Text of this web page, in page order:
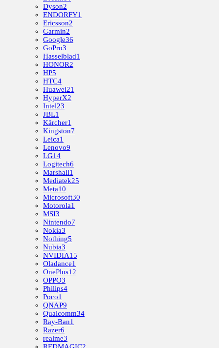
Dyson2
ENDORFY1
Ericsson2
Garmin2
Google36
GoPro3
Hasselblad1
HONOR2
HP5
HTC4
Huawei21
HyperX2
Intel23
JBL1
Kärcher1
Kingston7
Leica1
Lenovo9
LG14
Logitech6
Marshall1
Mediatek25
Meta10
Microsoft30
Motorola1
MSI3
Nintendo7
Nokia3
Nothing5
Nubia3
NVIDIA15
Oladance1
OnePlus12
OPPO3
Philips4
Poco1
QNAP9
Qualcomm34
Ray-Ban1
Razer6
realme3